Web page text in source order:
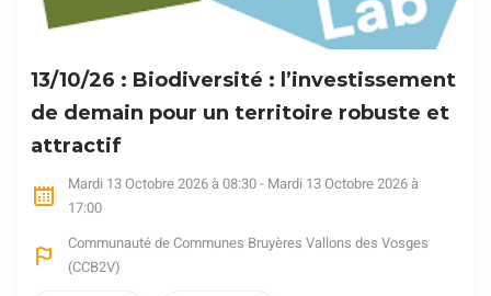
13/10/26 : Biodiversité : l’investissement
de demain pour un territoire robuste et
attractif
Mardi 13 Octobre 2026 à 08:30 - Mardi 13 Octobre 2026 à
17:00
Communauté de Communes Bruyères Vallons des Vosges
(CCB2V)